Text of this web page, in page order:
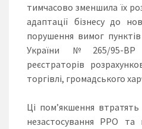
тимчасово зменшила їх
адаптації бізнесу до
порушення вимог
України № 265/95-ВР
реєстраторів
торгівлі, громадського
Ці пом’якшення
незастосування РРО та